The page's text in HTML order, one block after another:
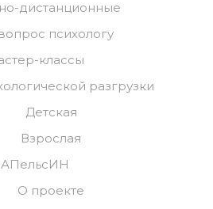
дистанционные
психологу
классы
разгрузки
Детская
Взрослая
АПельсИН
О проекте